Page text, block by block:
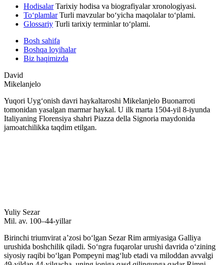
Hodisalar Tarixiy hodisa va biografiyalar xronologiyasi.
To‘plamlar Turli mavzular bo‘yicha maqolalar to‘plami.
Glossariy Turli tarixiy terminlar to‘plami.
Bosh sahifa
Boshqa loyihalar
Biz haqimizda
David
Mikelanjelo
Yuqori Uygʻonish davri haykaltaroshi Mikelanjelo Buonarroti
tomonidan yasalgan marmar haykal. U ilk marta 1504-yil 8-iyunda
Italiyaning Florensiya shahri Piazza della Signoria maydonida
jamoatchilikka taqdim etilgan.
Yuliy Sezar
Mil. av. 100–44-yillar
Birinchi triumvirat aʼzosi boʻlgan Sezar Rim armiyasiga Galliya
urushida boshchilik qiladi. Soʻngra fuqarolar urushi davrida oʻzining
siyosiy raqibi boʻlgan Pompeyni magʻlub etadi va miloddan avvalgi